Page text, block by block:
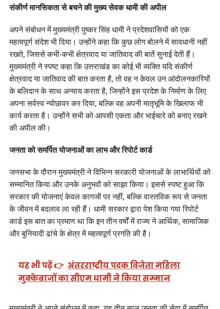
संकीर्ण मानसिकता से बचने की मुख्य सेवक धामी की अपील
अपने संबोधन में मुख्यमंत्री पुष्कर सिंह धामी ने प्रदेशवासियों को एक
महत्वपूर्ण संदेश भी दिया। उन्होंने कहा कि कुछ लोग बोलने में सावधानी नहीं
रखते, जिससे कभी-कभी क्षेत्रवाद या जातिवाद की बातें सुनाई देती हैं।
मुख्यमंत्री ने स्पष्ट कहा कि उत्तराखंड का कोई भी व्यक्ति यदि संकीर्ण
क्षेत्रवाद या जातिवाद की बात करता है, तो वह न केवल उन आंदोलनकारियों
के बलिदान के साथ अन्याय करता है, जिन्होंने इस प्रदेश के निर्माण के लिए
अपना सर्वस्व न्योछावर कर दिया, बल्कि वह अपनी मातृभूमि के खिलाफ भी
कार्य करता है। उन्होंने सभी को आपसी एकता और भाईचारे को बनाए रखने
की अपील की।
जनता को समर्पित योजनाओं का लाभ और रिपोर्ट कार्ड
जनसभा के दौरान मुख्यमंत्री ने विभिन्न सरकारी योजनाओं के लाभार्थियों को
सम्मानित किया और उनके अनुभवों को साझा किया। इससे स्पष्ट हुआ कि
सरकार की योजनाएं केवल कागजों पर नहीं, बल्कि वास्तविक रूप से जनता
के जीवन में बदलाव ला रही हैं। धामी सरकार द्वारा पेश किया गया रिपोर्ट
कार्ड इस बात का प्रमाण था कि इन तीन वर्षों में राज्य ने आर्थिक, सामाजिक
और बुनियादी ढांचे के क्षेत्र में महत्वपूर्ण प्रगति की है।
यह भी पढ़ें 👉 अंतरराष्ट्रीय पदक विजेता महिला
मुक्केबाजों का सीएम धामी ने किया सम्मान